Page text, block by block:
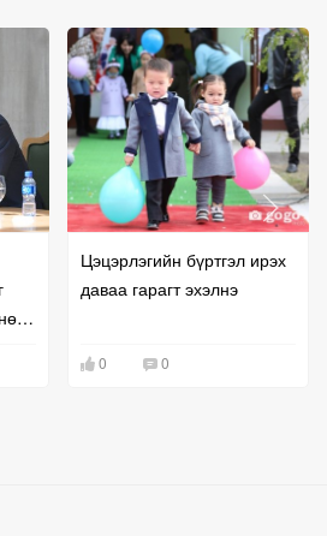
Цэцэрлэгийн бүртгэл ирэх
даваа гарагт эхэлнэ
0 0